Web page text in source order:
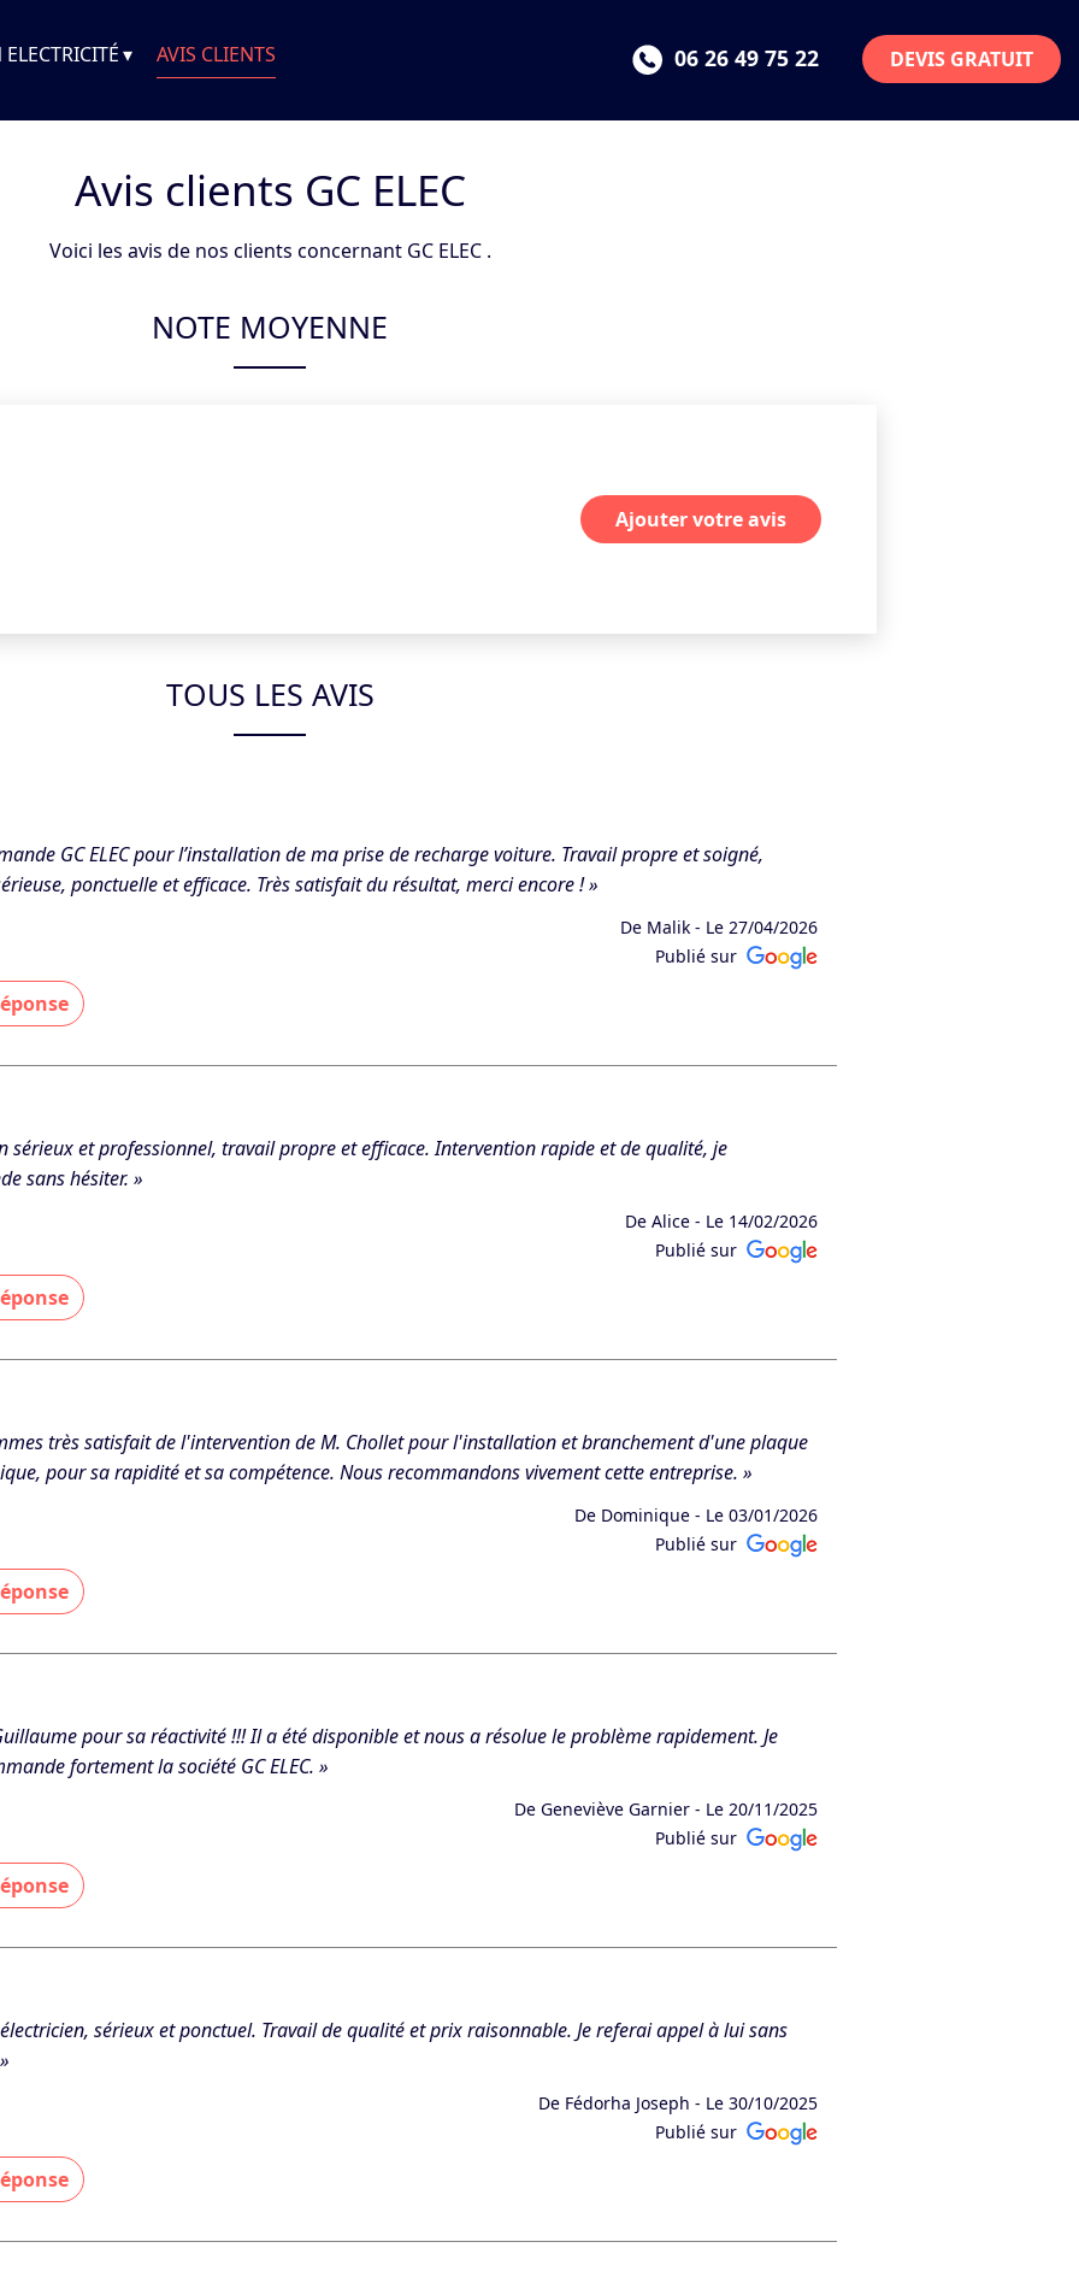
DEVIS GRATUIT
06 26 49 75 22
AVIS CLIENTS
Avis clients GC ELEC
Voici les avis de nos clients concernant GC ELEC .
NOTE MOYENNE
Ajouter votre avis
TOUS LES AVIS
GC ELEC pour l’installation de ma prise de recharge voiture. Travail propre et soigné,
ponctuelle et efficace. Très satisfait du résultat, merci encore ! »
De Malik - Le 27/04/2026
Publié sur
satisfaction. Au plaisir de vous accompagner à nouveau. »
sérieux et professionnel, travail propre et efficace. Intervention rapide et de qualité, je
sans hésiter. »
De Alice - Le 14/02/2026
Publié sur
très satisfait de l'intervention de M. Chollet pour l'installation et branchement d'une plaque
pour sa rapidité et sa compétence. Nous recommandons vivement cette entreprise. »
De Dominique - Le 03/01/2026
Publié sur
confiance et votre recommandation. »
pour sa réactivité !!! Il a été disponible et nous a résolue le problème rapidement. Je
fortement la société GC ELEC. »
De Geneviève Garnier - Le 20/11/2025
Publié sur
votre recommandation. »
sérieux et ponctuel. Travail de qualité et prix raisonnable. Je referai appel à lui sans
De Fédorha Joseph - Le 30/10/2025
Publié sur
travail aient répondu à vos attentes. Au plaisir de vous accompagner à nouveau. L’équipe